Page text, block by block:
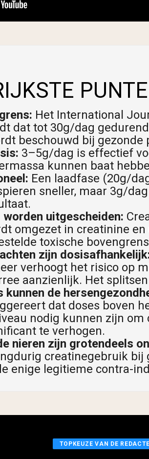
Het International
dat tot 30g/dag
beschouwd bij gezonde
3–5g/dag is effectief
kunnen baat
Een laadfase (20g/
sneller, maar 3g/
uitgescheiden:
omgezet in creatinine
toxische
zijn
verhoogt het risico op
aanzienlijk. Het
kunnen de
dat doses boven
nodig kunnen zijn
te verhogen.
nieren zijn grotendeels
creatinegebruik bij
enige legitieme contra-
TOPKEUZE VAN DE